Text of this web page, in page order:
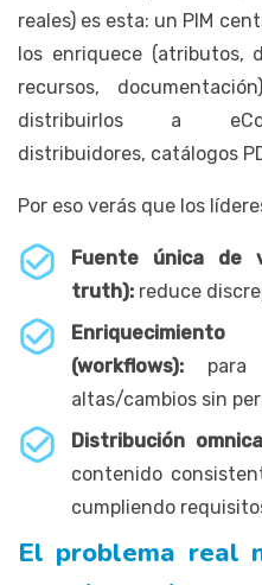
reales) es esta: un PIM
los enriquece (atributos,
recursos,
distribuirlos a
distribuidores, catálogos
Por eso verás que los
Fuente única de
truth): reduce
(workflows): para
altas/cambios sin
Distribución
contenido
cumpliendo
El problema real